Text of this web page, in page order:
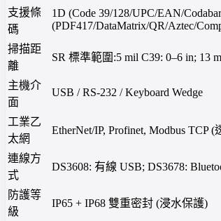
支援條
碼
1D (Code 39/128/UPC/EAN/
(PDF417/DataMatrix/QR/Aztec/
掃描距
離
SR 標準範圍:5 mil C39: 0–6 in; 13
主機介
面
USB / RS-232 / Keyboard Wedge
工業乙
太網
EtherNet/IP, Profinet, Modbus TCP (
連線方
式
DS3608: 有線 USB; DS3678:
防護等
級
IP65 + IP68 雙重密封 (浸水保護)